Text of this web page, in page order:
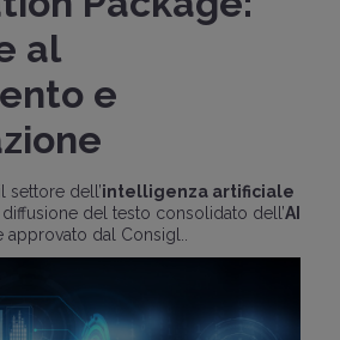
al
e
settore dell’intelligenza artificiale
del testo consolidato dell’AI
approvato dal Consigl..